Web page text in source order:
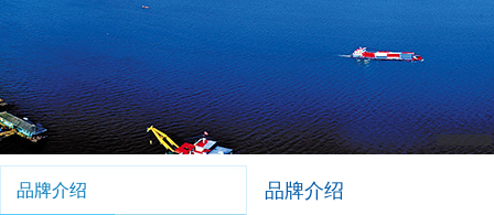
品牌介绍 品牌介绍